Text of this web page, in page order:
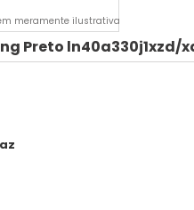
meramente ilustrativa
Preto ln40a330j1xzd/